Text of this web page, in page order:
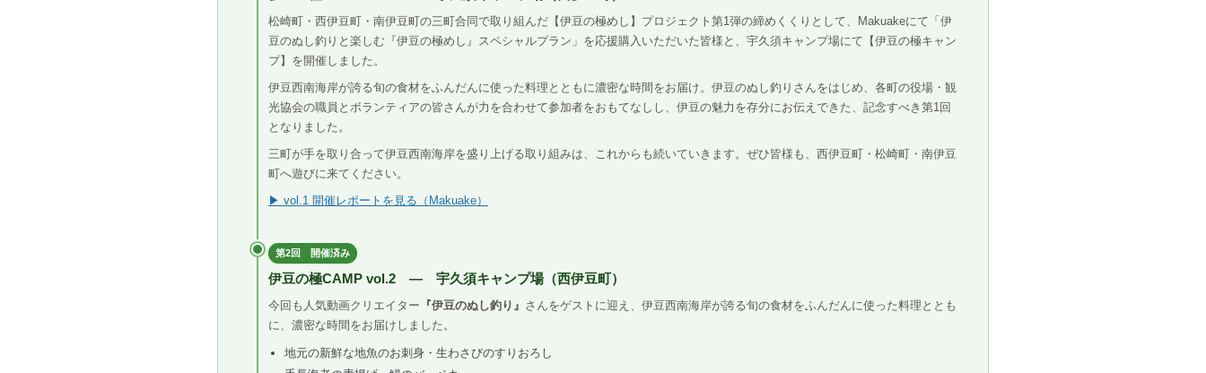
松崎町・西伊豆町・南伊豆町の三町合同で取り組んだ【伊豆の極めし】プロジェクト第1弾の締めくくりとして、Makuakeにて「伊
豆のぬし釣りと楽しむ『伊豆の極めし』スペシャルプラン」を応援購入いただいた皆様と、宇久須キャンプ場にて【伊豆の極キャン
プ】を開催しました。
伊豆西南海岸が誇る旬の食材をふんだんに使った料理とともに濃密な時間をお届け。伊豆のぬし釣りさんをはじめ、各町の役場・観
光協会の職員とボランティアの皆さんが力を合わせて参加者をおもてなしし、伊豆の魅力を存分にお伝えできた、記念すべき第1回
となりました。
三町が手を取り合って伊豆西南海岸を盛り上げる取り組みは、これからも続いていきます。ぜひ皆様も、西伊豆町・松崎町・南伊豆
町へ遊びに来てください。
▶ vol.1 開催レポートを見る（Makuake）
第2回 開催済み
伊豆の極CAMP vol.2 ― 宇久須キャンプ場（西伊豆町）
今回も人気動画クリエイター 『伊豆のぬし釣り』 さんをゲストに迎え、伊豆西南海岸が誇る旬の食材をふんだんに使った料理ととも
に、濃密な時間をお届けしました。
地元の新鮮な地魚のお刺身・生わさびのすりおろし